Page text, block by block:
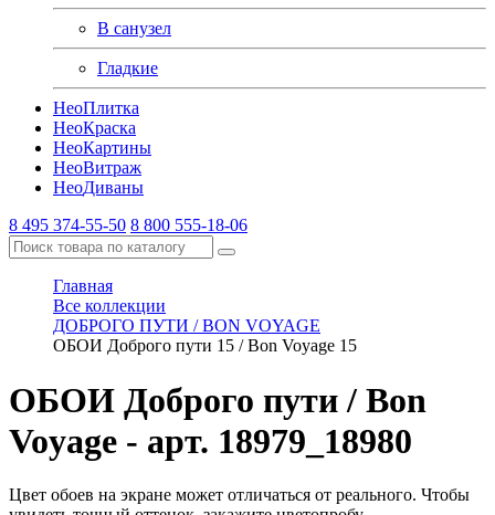
В санузел
Гладкие
НеоПлитка
НеоКраска
НеоКартины
НеоВитраж
НеоДиваны
8 495 374-55-50 8 800 555-18-06
Главная
Все коллекции
ДОБРОГО ПУТИ / BON VOYAGE
ОБОИ Доброго пути 15 / Bon Voyage 15
ОБОИ Доброго пути / Bon
Voyage - арт. 18979_18980
Цвет обоев на экране может отличаться от реального. Чтобы